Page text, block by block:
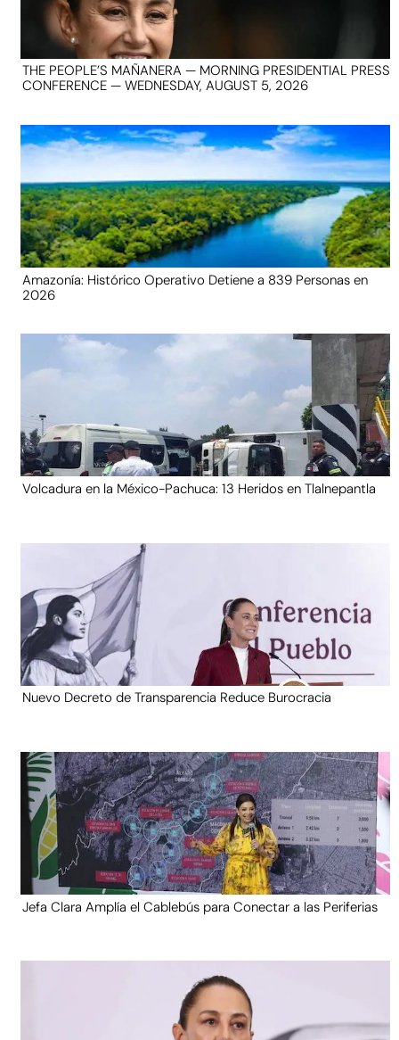
THE PEOPLE’S MAÑANERA — MORNING PRESIDENTIAL PRESS
CONFERENCE — WEDNESDAY, AUGUST 5, 2026
Amazonía: Histórico Operativo Detiene a 839 Personas en
2026
Volcadura en la México-Pachuca: 13 Heridos en Tlalnepantla
Nuevo Decreto de Transparencia Reduce Burocracia
Jefa Clara Amplía el Cablebús para Conectar a las Periferias